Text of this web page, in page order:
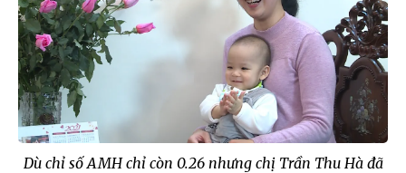
Dù chỉ số AMH chỉ còn 0.26 nhưng chị Trần Thu Hà đã